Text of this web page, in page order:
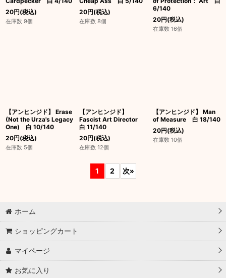
20円(税込)
在庫数 9個
20円(税込)
在庫数 8個
6/140
20円(税込)
在庫数 16個
【アンヒンジド】 Erase
(Not the Urza's Legacy
One) 白 10/140
20円(税込)
在庫数 5個
【アンヒンジド】
Fascist Art Director
白 11/140
20円(税込)
在庫数 12個
【アンヒンジド】 Man
of Measure 白 18/140
20円(税込)
在庫数 10個
1 2 次»
ホーム
ショッピングカート
マイページ
お気に入り